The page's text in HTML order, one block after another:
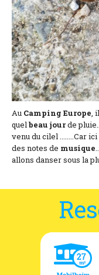
Mobilheim und Preise
Campingplatz und
Zimmer pro Nacht
Au Camping Europe,
quelbeau jourde
venu du cilel ........Car
des notes de musique
allons danser sous la